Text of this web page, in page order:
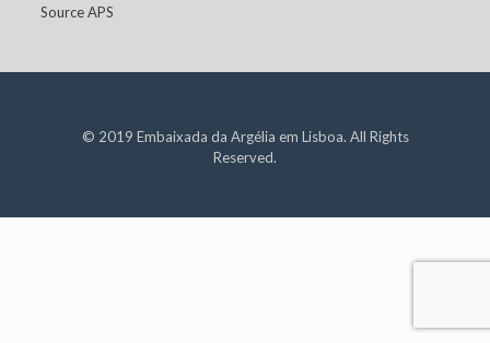
Source APS
© 2019 Embaixada da Argélia em Lisboa. All Rights
Reserved.